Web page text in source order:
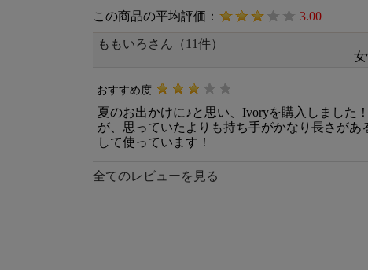
この商品の平均評価： 3.00
ももいろさん（11件）
おすすめ度
夏のお出かけに♪と思い、Ivoryを購入しました
が、思っていたよりも持ち手がかなり長さがあ
して使っています！
全てのレビューを見る